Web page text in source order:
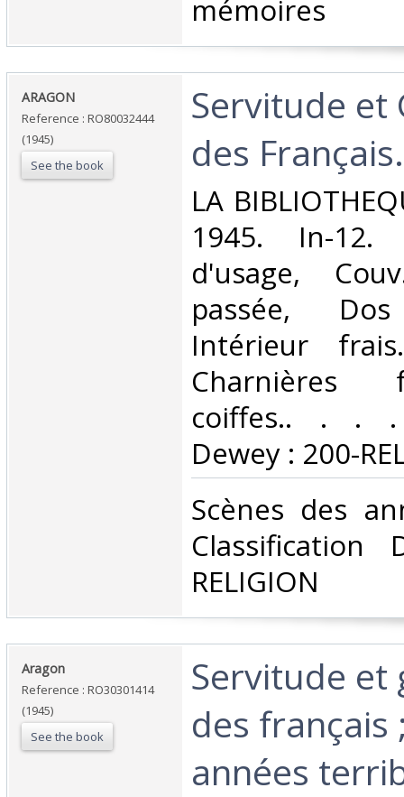
mémoires‎
‎ARAGON‎
Reference : RO80032444
(1945)
See the book
‎Servitude et
des Français.‎
‎LA
1945. In-12.
d'usage,
passée,
Intérieur
Charnières
coiffes.. . . .
Dewey : 200-
‎Scènes des
Classification
RELIGION‎
‎Aragon‎
Reference : RO30301414
(1945)
See the book
‎Servitude et
des français
années